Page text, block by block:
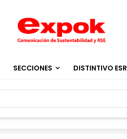
SECCIONES DISTINTIVO ESR